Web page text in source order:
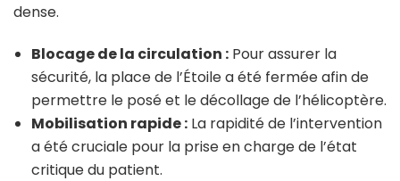
dense.
Blocage de la circulation : Pour assurer la
sécurité, la place de l’Étoile a été fermée afin de
permettre le posé et le décollage de l’hélicoptère.
Mobilisation rapide : La rapidité de l’intervention
a été cruciale pour la prise en charge de l’état
critique du patient.